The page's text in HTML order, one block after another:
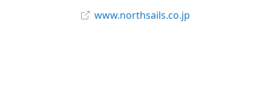
www.northsails.co.jp